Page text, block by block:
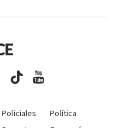
Policiales
Política